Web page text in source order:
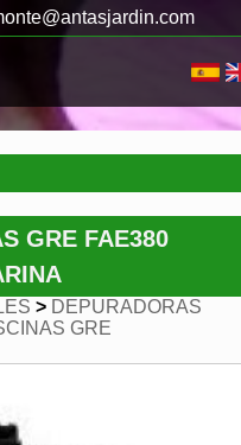
GRE FAE380
> DEPURADORAS
GRE